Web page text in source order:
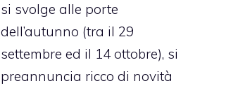
si svolge alle porte
dell’autunno (tra il 29
settembre ed il 14 ottobre), si
preannuncia ricco di novità